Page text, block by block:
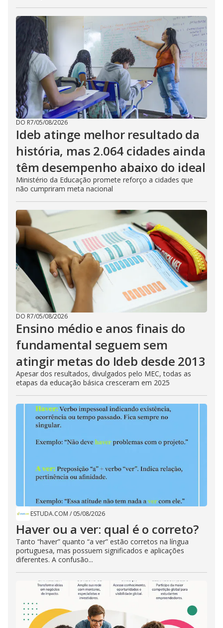
DO R7/05/08/2026
Ideb atinge melhor resultado da
história, mas 2.064 cidades ainda
têm desempenho abaixo do ideal
Ministério da Educação promete reforço a cidades que
não cumpriram meta nacional
DO R7/05/08/2026
Ensino médio e anos finais do
fundamental seguem sem
atingir metas do Ideb desde 2013
Apesar dos resultados, divulgados pelo MEC, todas as
etapas da educação básica cresceram em 2025
ESTUDA.COM / 05/08/2026
Haver ou a ver: qual é o correto?
Tanto “haver” quanto “a ver” estão corretos na língua
portuguesa, mas possuem significados e aplicações
diferentes. A confusão...